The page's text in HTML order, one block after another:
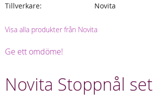
Tillverkare
Novita
Visa alla produkter från Novita
Ge ett omdöme!
Novita Stoppnål set